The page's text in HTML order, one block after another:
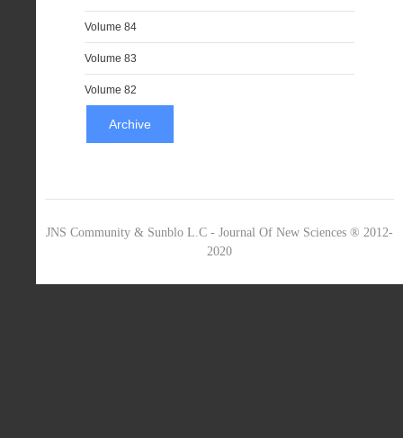
Volume 84
Volume 83
Volume 82
Archive
JNS Community & Sunblo L.C - Journal Of New Sciences ® 2012-
2020